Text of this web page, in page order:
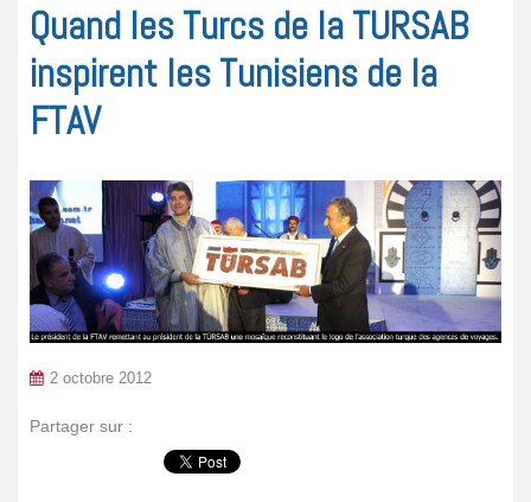
Quand les Turcs de la TURSAB
inspirent les Tunisiens de la
FTAV
2 octobre 2012
Partager sur :